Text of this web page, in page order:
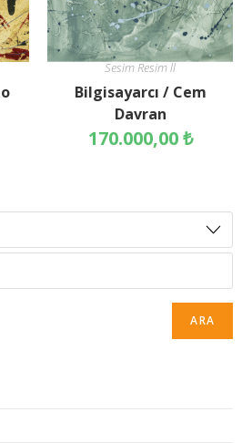
Sesim Resim ll
Bilgisayarcı / Cem
Davran
170.000,00₺
ARA